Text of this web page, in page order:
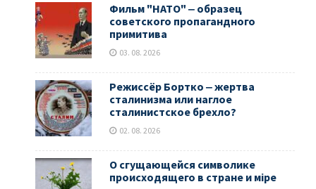
Фильм "НАТО" ‒ образец
советского пропагандного
примитива
03. 08. 2026
Режиссёр Бортко ‒ жертва
сталинизма или наглое
сталинистское брехло?
02. 08. 2026
О сгущающейся символике
происходящего в стране и мiре